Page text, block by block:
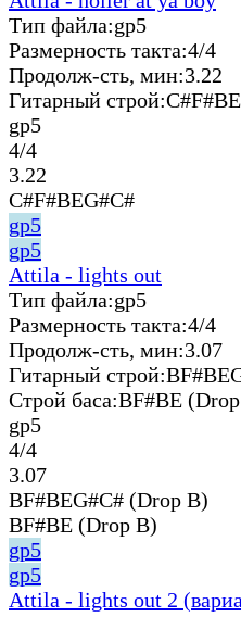
Тип файла:gp5
Размерность такта:4/4
Продолж-сть, мин:3.22
Гитарный строй:
gp5
4/4
3.22
C#F#BEG#C#
gp5
gp5
Attila - lights out
Тип файла:gp5
Размерность такта:4/4
Продолж-сть, мин:3.07
Гитарный строй:
Строй баса:BF#BE
gp5
4/4
3.07
BF#BEG#C# (Drop B)
BF#BE (Drop B)
gp5
gp5
Attila - lights out 2